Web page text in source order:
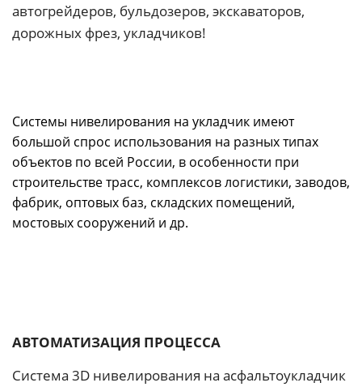
автогрейдеров, бульдозеров, экскаваторов,
дорожных фрез, укладчиков!
Системы нивелирования на укладчик имеют
большой спрос использования на разных типах
объектов по всей России, в особенности при
строительстве трасс, комплексов логистики, заводов,
фабрик, оптовых баз, складских помещений,
мостовых сооружений и др.
АВТОМАТИЗАЦИЯ ПРОЦЕССА
Система 3D нивелирования на асфальтоукладчик